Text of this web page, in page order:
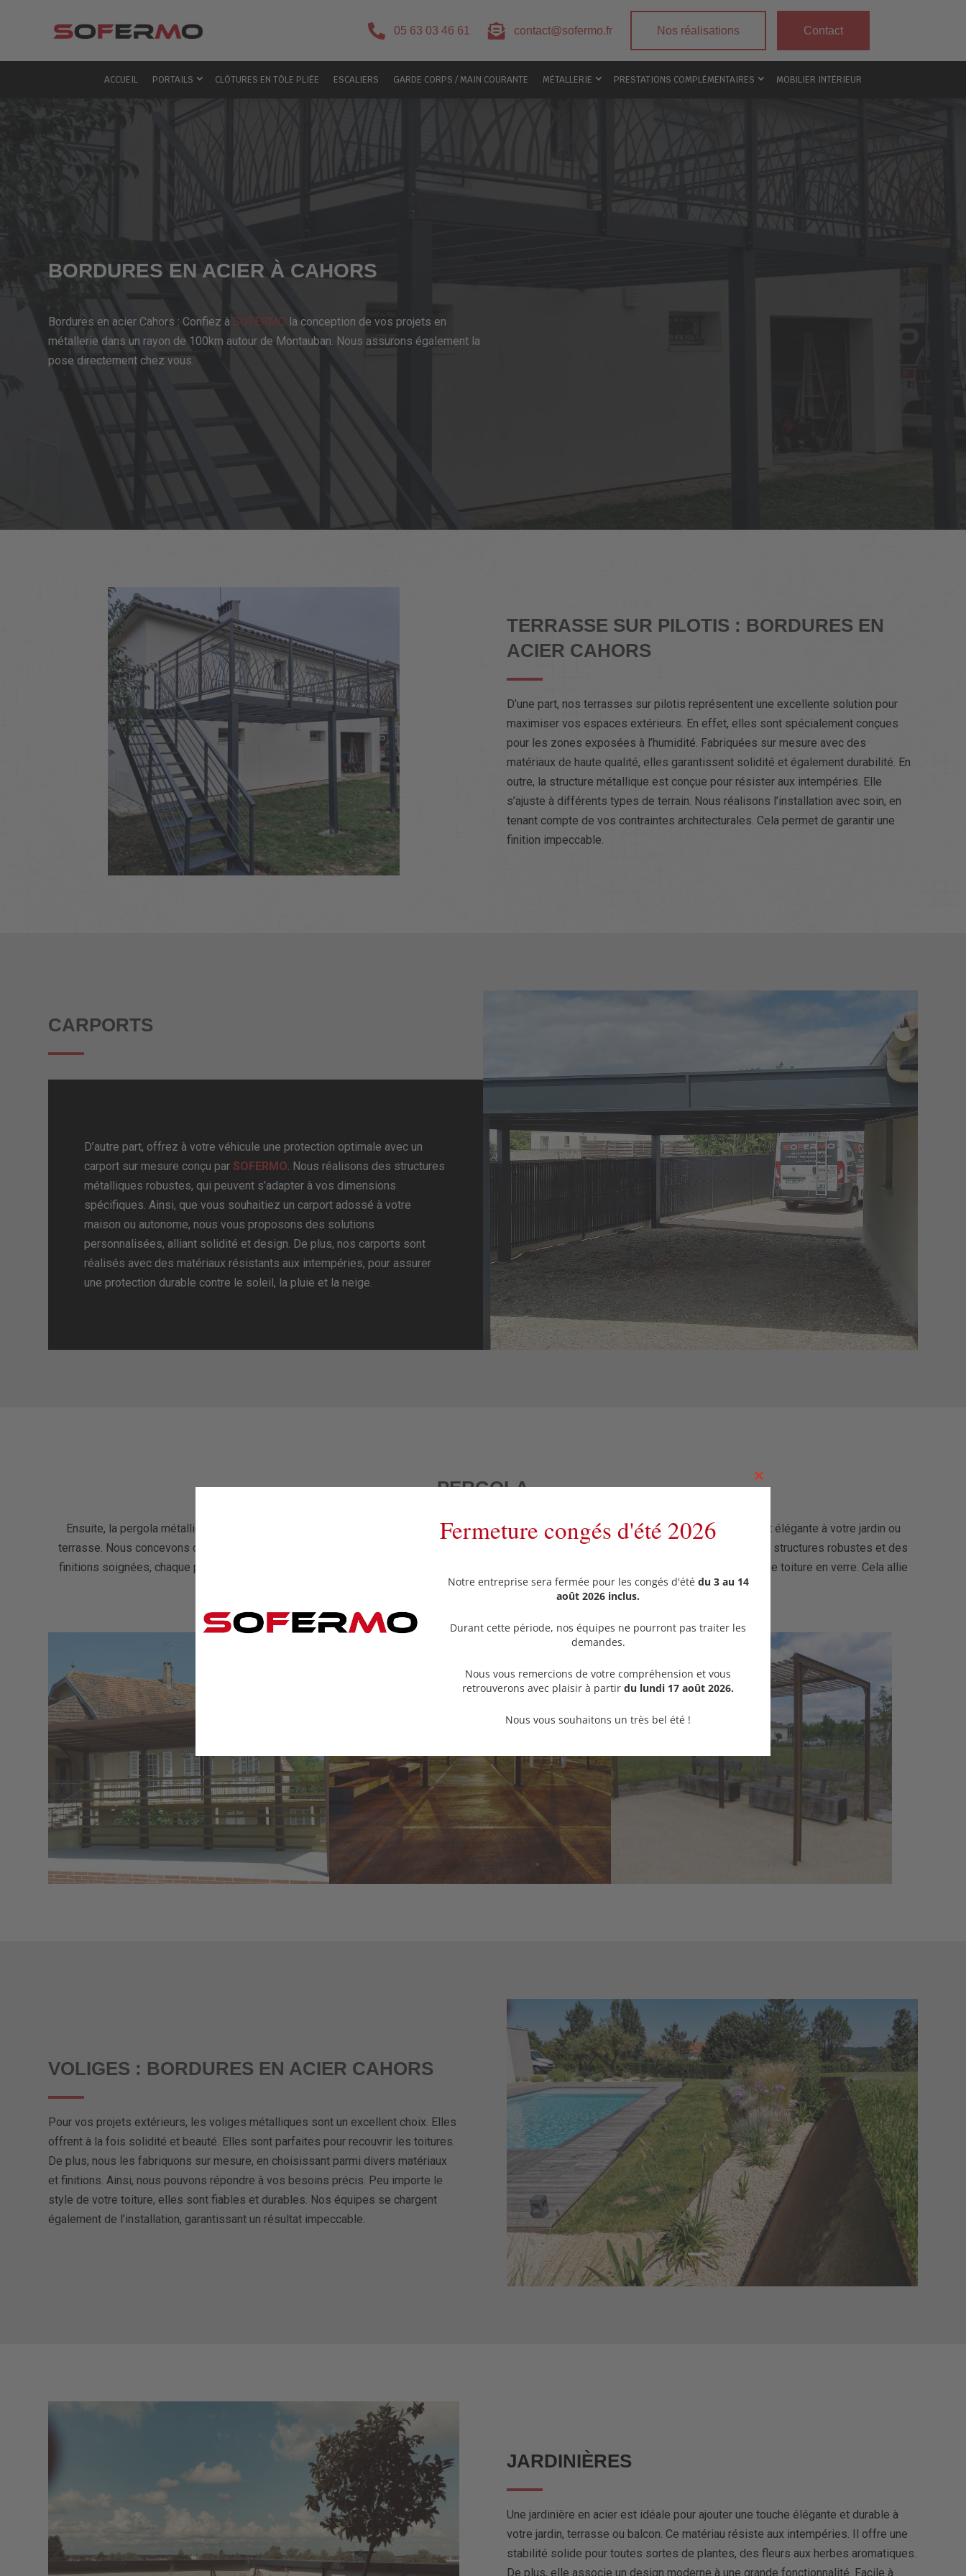
 05 63 03 46 61  contact@sofermo.fr Nos réalisations Contact
ACCUEIL PORTAILS CLÔTURES EN TÔLE PLIÉE ESCALIERS GARDE CORPS / MAIN COURANTE MÉTALLERIE PRESTATIONS COMPLÉMENTAIRES MOBILIER INTÉRIEUR
BORDURES EN ACIER À CAHORS
Bordures en acier Cahors : Confiez à SOFERMO la conception de vos projets en
métallerie dans un rayon de 100km autour de Montauban. Nous assurons également la
pose directement chez vous.
TERRASSE SUR PILOTIS : BORDURES EN
ACIER CAHORS
D’une part, nos terrasses sur pilotis représentent une excellente solution pour
maximiser vos espaces extérieurs. En effet, elles sont spécialement conçues
pour les zones exposées à l’humidité. Fabriquées sur mesure avec des
matériaux de haute qualité, elles garantissent solidité et également durabilité. En
outre, la structure métallique est conçue pour résister aux intempéries. Elle
s’ajuste à différents types de terrain. Nous réalisons l’installation avec soin, en
tenant compte de vos contraintes architecturales. Cela permet de garantir une
finition impeccable.
CARPORTS
D’autre part, offrez à votre véhicule une protection optimale avec un
carport sur mesure conçu par SOFERMO . Nous réalisons des structures
métalliques robustes, qui peuvent s’adapter à vos dimensions
spécifiques. Ainsi, que vous souhaitiez un carport adossé à votre
maison ou autonome, nous vous proposons des solutions
personnalisées, alliant solidité et design. De plus, nos carports sont
réalisés avec des matériaux résistants aux intempéries, pour assurer
une protection durable contre le soleil, la pluie et la neige.
PERGOLA
Ensuite, la pergola métallique sur mesure est la solution parfaite pour aménager vos espaces extérieurs. Elle apporte une touche moderne et élégante à votre jardin ou
terrasse. Nous concevons des pergolas solides et durables. Elles sont fabriquées en acier ou en aluminium, selon vos préférences. Avec des structures robustes et des
finitions soignées, chaque pergola peut ainsi être personnalisée. Vous pouvez y ajouter des stores, des lames orientables mais également une toiture en verre. Cela allie
confort et esthétique.
VOLIGES : BORDURES EN ACIER CAHORS
Pour vos projets extérieurs, les voliges métalliques sont un excellent choix. Elles
offrent à la fois solidité et beauté. Elles sont parfaites pour recouvrir les toitures.
De plus, nous les fabriquons sur mesure, en choisissant parmi divers matériaux
et finitions. Ainsi, nous pouvons répondre à vos besoins précis. Peu importe le
style de votre toiture, elles sont fiables et durables. Nos équipes se chargent
également de l’installation, garantissant un résultat impeccable.
JARDINIÈRES
Une jardinière en acier est idéale pour ajouter une touche élégante et durable à
votre jardin, terrasse ou balcon. Ce matériau résiste aux intempéries. Il offre une
stabilité solide pour toutes sortes de plantes, des fleurs aux herbes aromatiques.
De plus, elle associe un design moderne à une grande fonctionnalité. Facile à
Close
Fermeture congés d'été 2026
Notre entreprise sera fermée pour les congés d'étédu 3 au 14
août 2026 inclus.
Durant cette période, nos équipes ne pourront pas traiter les
demandes.
Nous vous remercions de votre compréhension et vous
retrouverons avec plaisir à partir du lundi 17 août 2026.
Nous vous souhaitons un très bel été !